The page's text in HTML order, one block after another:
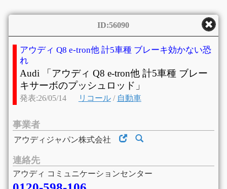
ID:56090
アウディ Q8 e-tron他 計5車種 ブレーキ効かない恐
れ
Audi 「アウディ Q8 e-tron他 計5車種 ブレー
キサーボのプッシュロッド」
発表:26/05/14 リコール/ 自動車
事業者
アウディジャパン株式会社
連絡先
アウディ コミュニケーションセンター